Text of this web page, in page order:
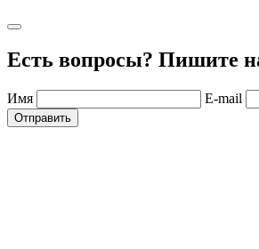
Есть вопросы? Пишите
Имя E-mail